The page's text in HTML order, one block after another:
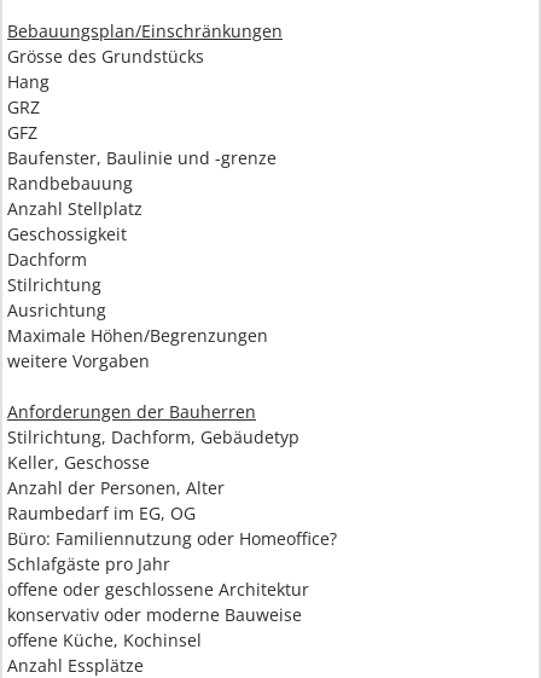
Bebauungsplan/Einschränkungen
Grösse des Grundstücks
Hang
GRZ
GFZ
Baufenster, Baulinie und -grenze
Randbebauung
Anzahl Stellplatz
Geschossigkeit
Dachform
Stilrichtung
Ausrichtung
Maximale Höhen/Begrenzungen
weitere Vorgaben
Anforderungen der Bauherren
Stilrichtung, Dachform, Gebäudetyp
Keller, Geschosse
Anzahl der Personen, Alter
Raumbedarf im EG, OG
Büro: Familiennutzung oder Homeoffice?
Schlafgäste pro Jahr
offene oder geschlossene Architektur
konservativ oder moderne Bauweise
offene Küche, Kochinsel
Anzahl Essplätze